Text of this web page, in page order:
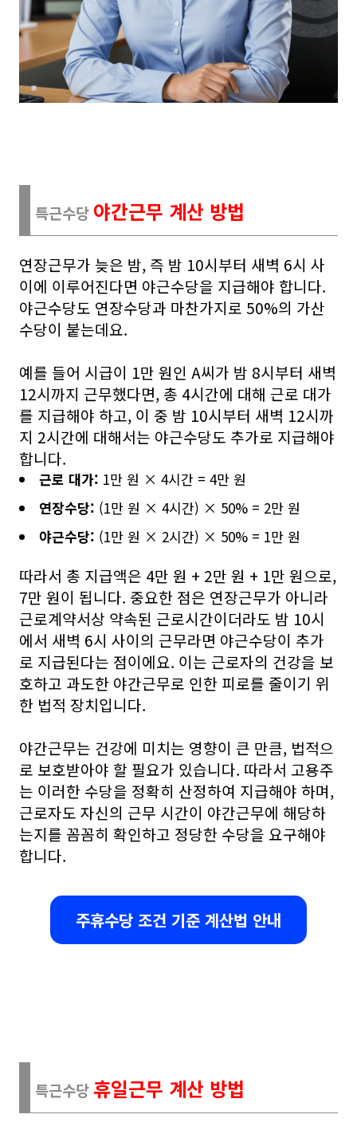
특근수당 야간근무 계산 방법
연장근무가 늦은 밤, 즉 밤 10시부터 새벽 6시 사
이에 이루어진다면 야근수당을 지급해야 합니다.
야근수당도 연장수당과 마찬가지로 50%의 가산
수당이 붙는데요.
예를 들어 시급이 1만 원인 A씨가 밤 8시부터 새벽
12시까지 근무했다면, 총 4시간에 대해 근로 대가
를 지급해야 하고, 이 중 밤 10시부터 새벽 12시까
지 2시간에 대해서는 야근수당도 추가로 지급해야
합니다.
근로 대가: 1만 원 × 4시간 = 4만 원
연장수당: (1만 원 × 4시간) × 50% = 2만 원
야근수당: (1만 원 × 2시간) × 50% = 1만 원
따라서 총 지급액은 4만 원 + 2만 원 + 1만 원으로,
7만 원이 됩니다. 중요한 점은 연장근무가 아니라
근로계약서상 약속된 근로시간이더라도 밤 10시
에서 새벽 6시 사이의 근무라면 야근수당이 추가
로 지급된다는 점이에요. 이는 근로자의 건강을 보
호하고 과도한 야간근무로 인한 피로를 줄이기 위
한 법적 장치입니다.
야간근무는 건강에 미치는 영향이 큰 만큼, 법적으
로 보호받아야 할 필요가 있습니다. 따라서 고용주
는 이러한 수당을 정확히 산정하여 지급해야 하며,
근로자도 자신의 근무 시간이 야간근무에 해당하
는지를 꼼꼼히 확인하고 정당한 수당을 요구해야
합니다.
주휴수당 조건 기준 계산법 안내
특근수당 휴일근무 계산 방법